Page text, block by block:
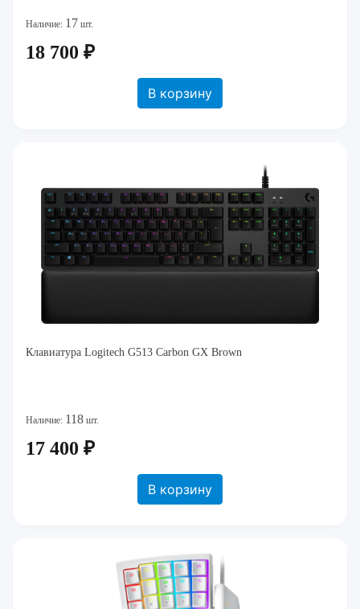
Наличие: 17 шт.
18 700 ₽
В корзину
Клавиатура Logitech G513 Carbon GX Brown
Наличие: 118 шт.
17 400 ₽
В корзину